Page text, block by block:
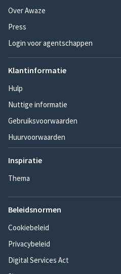
Over Awaze
Press
Login voor agentschappen
Klantinformatie
Hulp
Nuttige informatie
Gebruiksvoorwaarden
Huurvoorwaarden
Inspiratie
Thema
Beleidsnormen
Cookiebeleid
Privacybeleid
Digital Services Act